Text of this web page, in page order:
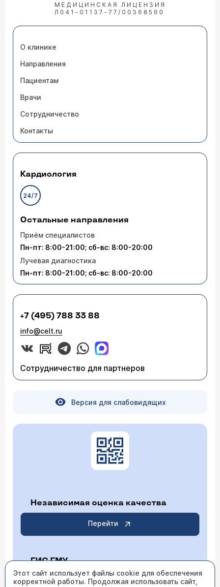
МЕДИЦИНСКАЯ ЛИЦЕНЗИЯ
Л041-01137-77/00368560
О клинике
Направления
Пациентам
Врачи
Сотрудничество
Контакты
Кардиология
24/7
Остальные направления
Приём специалистов
Пн-пт: 8:00-21:00; сб-вс: 8:00-20:00
Лучевая диагностика
Пн-пт: 8:00-21:00; сб-вс: 8:00-20:00
+7 (495) 788 33 88
info@celt.ru
Сотрудничество для партнеров
Версия для слабовидящих
Независимая оценка качества
Перейти
ГИС ГМУ
Перейти
Этот сайт использует файлы cookie для обеспечения
корректной работы. Продолжая использовать сайт,